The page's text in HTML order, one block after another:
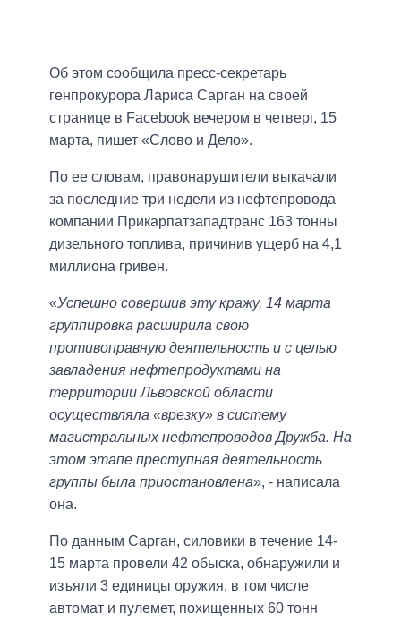
Об этом сообщила пресс-секретарь
генпрокурора Лариса Сарган на своей
странице в Facebook вечером в четверг, 15
марта, пишет «Слово и Дело».
По ее словам, правонарушители выкачали
за последние три недели из нефтепровода
компании Прикарпатзападтранс 163 тонны
дизельного топлива, причинив ущерб на 4,1
миллиона гривен.
«Успешно совершив эту кражу, 14 марта
группировка расширила свою
противоправную деятельность и с целью
завладения нефтепродуктами на
территории Львовской области
осуществляла «врезку» в систему
магистральных нефтепроводов Дружба. На
этом этапе преступная деятельность
группы была приостановлена», - написала
она.
По данным Сарган, силовики в течение 14-
15 марта провели 42 обыска, обнаружили и
изъяли 3 единицы оружия, в том числе
автомат и пулемет, похищенных 60 тонн